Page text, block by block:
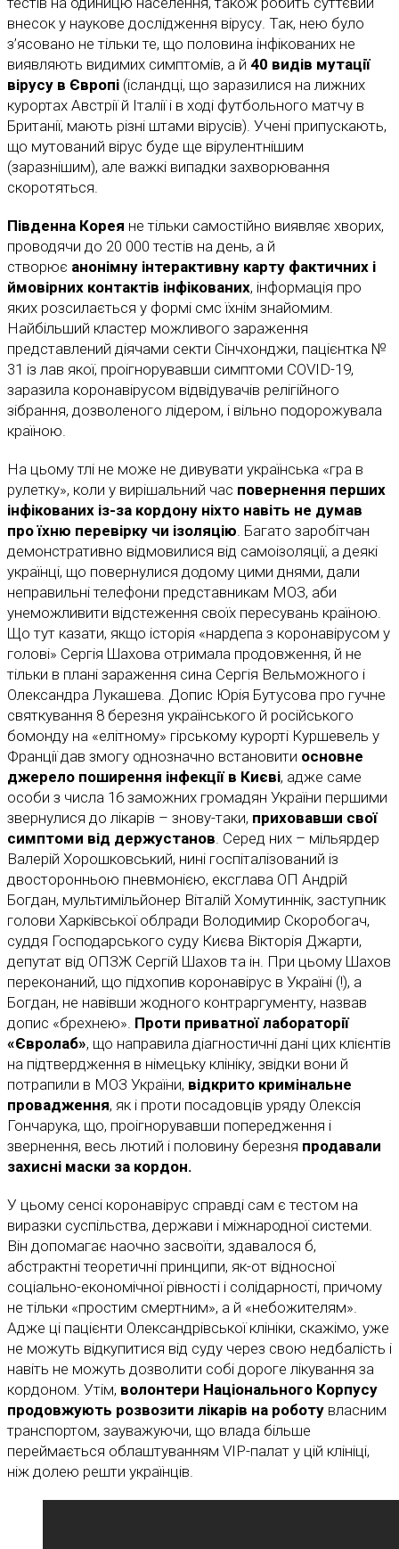
внесок у наукове дослідження вірусу. Так, нею було
з’ясовано не тільки те, що половина інфікованих не
виявляють видимих симптомів, а й 40 видів мутації
вірусу в Європі (ісландці, що заразилися на лижних
курортах Австрії й Італії і в ході футбольного матчу в
Британії, мають різні штами вірусів). Учені припускають,
що мутований вірус буде ще вірулентнішим
(заразнішим), але важкі випадки захворювання
скоротяться.
Південна Корея не тільки самостійно виявляє хворих,
проводячи до 20 000 тестів на день, а й
створює анонімну інтерактивну карту фактичних і
ймовірних контактів інфікованих, інформація про
яких розсилається у формі смс їхнім знайомим.
Найбільший кластер можливого зараження
представлений діячами секти Сінчхонджи, пацієнтка №
31 із лав якої, проігнорувавши симптоми COVID-19,
заразила коронавірусом відвідувачів релігійного
зібрання, дозволеного лідером, і вільно подорожувала
країною.
На цьому тлі не може не дивувати українська «гра в
рулетку», коли у вирішальний час повернення перших
інфікованих із-за кордону ніхто навіть не думав
про їхню перевірку чи ізоляцію . Багато заробітчан
демонстративно відмовилися від самоізоляції, а деякі
українці, що повернулися додому цими днями, дали
неправильні телефони представникам МОЗ, аби
унеможливити відстеження своїх пересувань країною.
Що тут казати, якщо історія «нардепа з коронавірусом у
голові» Сергія Шахова отримала продовження, й не
тільки в плані зараження сина Сергія Вельможного і
Олександра Лукашева. Допис Юрія Бутусова про гучне
святкування 8 березня українського й російського
бомонду на «елітному» гірському курорті Куршевель у
Франції дав змогу однозначно встановити основне
джерело поширення інфекції в Києві, адже саме
особи з числа 16 заможних громадян України першими
звернулися до лікарів – знову-таки, приховавши свої
симптоми від держустанов . Серед них – мільярдер
Валерій Хорошковський, нині госпіталізований із
двосторонньою пневмонією, ексглава ОП Андрій
Богдан, мультимільйонер Віталій Хомутиннік, заступник
голови Харківської облради Володимир Скоробогач,
суддя Господарського суду Києва Вікторія Джарти,
депутат від ОПЗЖ Сергій Шахов та ін. При цьому Шахов
переконаний, що підхопив коронавірус в Україні (!), а
Богдан, не навівши жодного контраргументу, назвав
допис «брехнею». Проти приватної лабораторії
«Євролаб», що направила діагностичні дані цих клієнтів
на підтвердження в німецьку клініку, звідки вони й
потрапили в МОЗ України, відкрито кримінальне
провадження, як і проти посадовців уряду Олексія
Гончарука, що, проігнорувавши попередження і
звернення, весь лютий і половину березня продавали
захисні маски за кордон.
У цьому сенсі коронавірус справді сам є тестом на
виразки суспільства, держави і міжнародної системи.
Він допомагає наочно засвоїти, здавалося б,
абстрактні теоретичні принципи, як-от відносної
соціально-економічної рівності і солідарності, причому
не тільки «простим смертним», а й «небожителям».
Адже ці пацієнти Олександрівської клініки, скажімо, уже
не можуть відкупитися від суду через свою недбалість і
навіть не можуть дозволити собі дороге лікування за
кордоном. Утім, волонтери Національного Корпусу
продовжують розвозити лікарів на роботу власним
транспортом, зауважуючи, що влада більше
переймається облаштуванням VIP-палат у цій клініці,
ніж долею решти українців.